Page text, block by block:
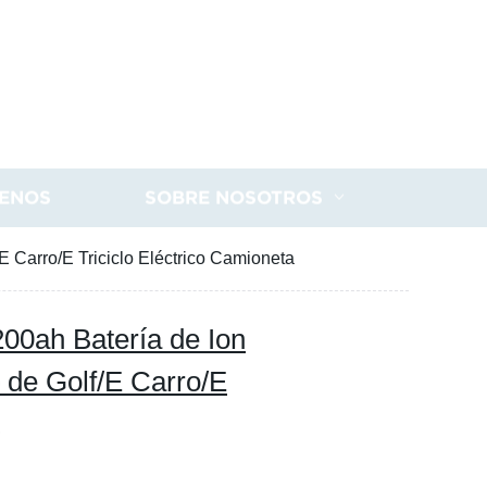
SOBRE NOSOTROS
Carro/E Triciclo Eléctrico Camioneta
Batería de Ion
Golf/E Carro/E